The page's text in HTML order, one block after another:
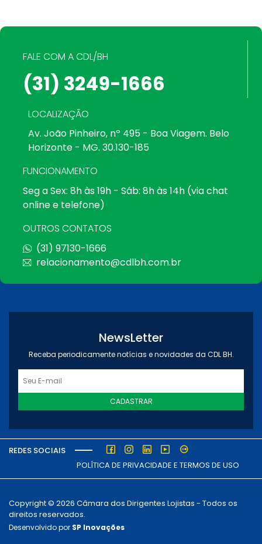
FALE COM A CDL/BH
(31) 3249-1666
LOCALIZAÇÃO
Av. João Pinheiro, nº 495 - Boa Viagem. Belo
Horizonte - MG. 30.130-185
FUNCIONAMENTO
Seg a Sex: 8h às 19h - Sáb: 8h às 14h (via chat
online e telefone)
OUTROS CONTATOS
(31) 97130-1666
relacionamento@cdlbh.com.br
NewsLetter
Receba periodicamente notícias e novidades da CDL BH.
CADASTRAR
REDES SOCIAIS
POLÍTICA DE PRIVACIDADE E TERMOS DE USO
Copyright © 2026 Câmara dos Dirigentes Lojistas - Todos os
direitos reservados.
Desenvolvido por SP Inovações